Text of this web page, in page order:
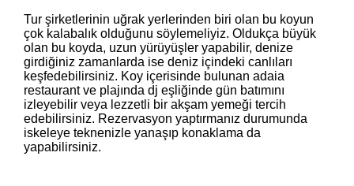
Tur şirketlerinin uğrak yerlerinden biri olan bu koyun
çok kalabalık olduğunu söylemeliyiz. Oldukça büyük
olan bu koyda, uzun yürüyüşler yapabilir, denize
girdiğiniz zamanlarda ise deniz içindeki canlıları
keşfedebilirsiniz. Koy içerisinde bulunan adaia
restaurant ve plajında dj eşliğinde gün batımını
izleyebilir veya lezzetli bir akşam yemeği tercih
edebilirsiniz. Rezervasyon yaptırmanız durumunda
iskeleye teknenizle yanaşıp konaklama da
yapabilirsiniz.